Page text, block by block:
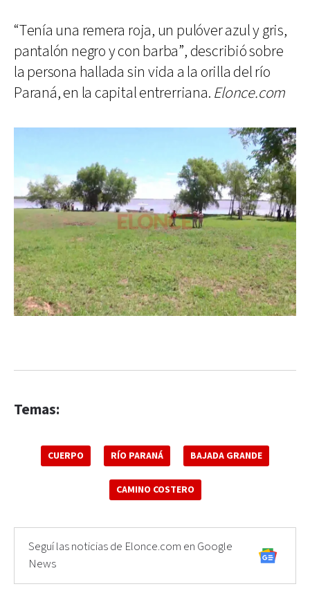
“Tenía una remera roja, un pulóver azul y gris,
pantalón negro y con barba”, describió sobre
la persona hallada sin vida a la orilla del río
Paraná, en la capital entrerriana. Elonce.com
Temas:
CUERPO RÍO PARANÁ BAJADA GRANDE
CAMINO COSTERO
Seguí las noticias de Elonce.com en Google
News